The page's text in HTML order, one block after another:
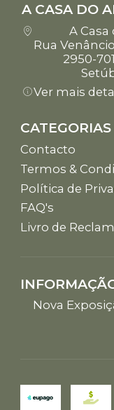
A CASA DO
A
Rua
2950-
Ver mais
CATEGORIAS
Contacto
Termos &
Política de
FAQ's
Livro de
Nova